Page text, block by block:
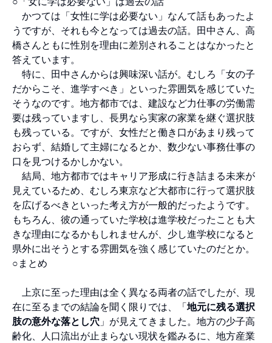
かつては「女性に学は必要ない」なんて話もあったよ
うですが、それも今となっては過去の話。田中さん、高
橋さんともに性別を理由に差別されることはなかったと
答えています。
特に、田中さんからは興味深い話が。むしろ「女の子
だからこそ、進学すべき」といった雰囲気を感じていた
そうなのです。地方都市では、建設など力仕事の労働需
要は残っていますし、長男なら実家の家業を継ぐ選択肢
も残っている。ですが、女性だと働き口があまり残って
おらず、結婚して主婦になるとか、数少ない事務仕事の
口を見つけるかしかない。
結局、地方都市ではキャリア形成に行き詰まる未来が
見えているため、むしろ東京など大都市に行って選択肢
を広げるべきといった考え方が一般的だったようです。
もちろん、彼の通っていた学校は進学校だったことも大
きな理由になるかもしれませんが、少し進学校になると
県外に出そうとする雰囲気を強く感じていたのだとか。
○まとめ
上京に至った理由は全く異なる両者の話でしたが、現
在に至るまでの結論を聞く限りでは、「地元に残る選択
肢の意外な落とし穴 」が見えてきました。地方の少子高
齢化、人口流出が止まらない現状を鑑みるに、地方産業